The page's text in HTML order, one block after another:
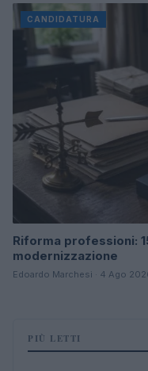
CANDIDATURA
Riforma professioni:
modernizzazione
Edoardo Marchesi · 4 Ago
PIÙ LETTI